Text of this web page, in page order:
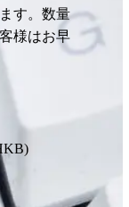
す。数量
様はお早